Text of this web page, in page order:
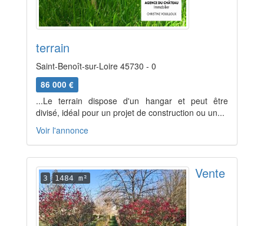
terrain
Saint-Benoît-sur-Loire 45730 - 0
86 000 €
...Le terrain dispose d'un hangar et peut être
divisé, idéal pour un projet de construction ou un...
Voir l'annonce
3 1484 m² Vente